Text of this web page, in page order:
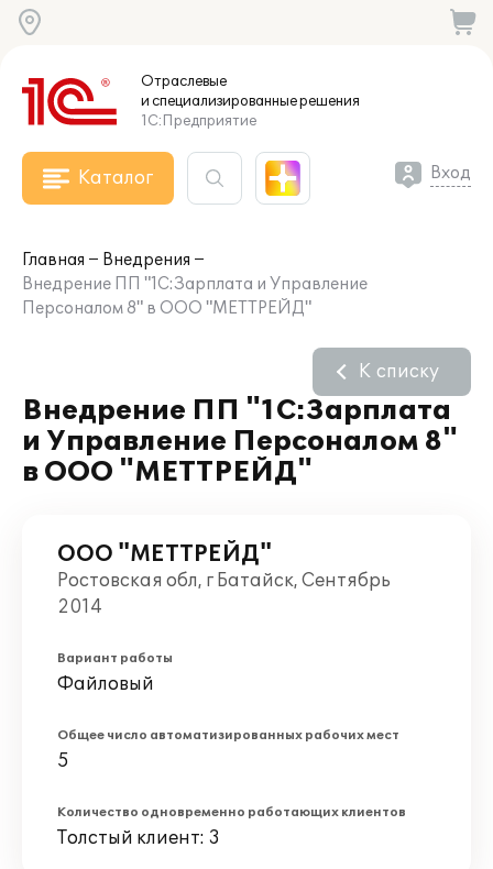
Отраслевые
и специализированныерешения
1С:Предприятие
Каталог Вход
Главная
Внедрения
Внедрение ПП "1С:Зарплата и Управление
Персоналом 8" в ООО "МЕТТРЕЙД"
Внедрение ПП "1С:Зарплата
и Управление Персоналом 8"
в ООО "МЕТТРЕЙД"
К списку
ООО "МЕТТРЕЙД"
Ростовская обл, г Батайск, Сентябрь
2014
Вариант работы
Файловый
Общее число автоматизированных рабочих мест
5
Количество одновременно работающих клиентов
Толстый клиент: 3